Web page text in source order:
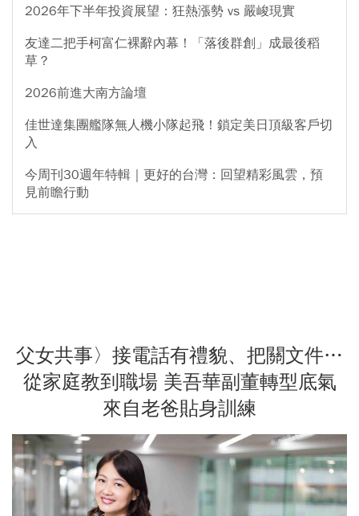
2026年下半年投資展望：狂熱漲勢 vs 嚴峻現實
友達二把手柯富仁裸辭內幕！「落後群創」成最後稻
草？
2026前進大南方論壇
佳世達集團艦隊無人機小隊起飛！鎖定美日頂級客戶切
入
今周刊30週年特輯｜更好的台灣：回望精彩風雲，預
見前瞻行動
父女共事〉接電話有禮貌、把關文件…
從家庭教到職場 美吾華副董轉型底氣
來自老爸貼身訓練